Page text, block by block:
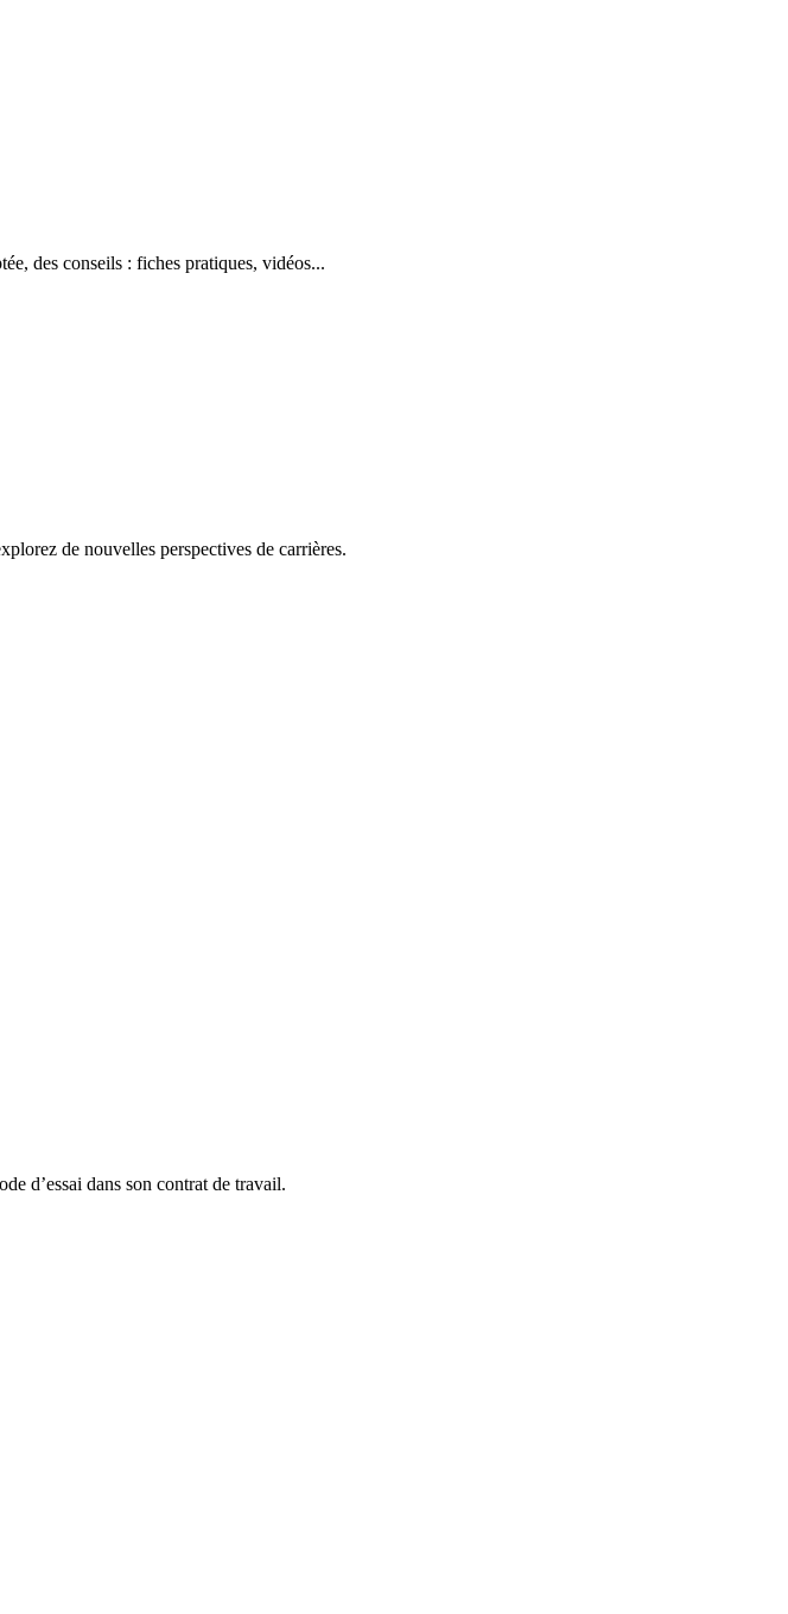
des conseils : fiches pratiques, vidéos...
de nouvelles perspectives de carrières.
d’essai dans son contrat de travail.